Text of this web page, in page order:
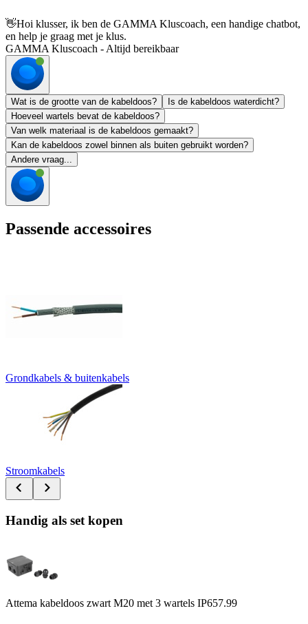
👋Hoi klusser, ik ben de GAMMA Kluscoach, een handige chatbot,
en help je graag met je klus.
GAMMA Kluscoach - Altijd bereikbaar
Wat is de grootte van de kabeldoos?
Is de kabeldoos waterdicht?
Hoeveel wartels bevat de kabeldoos?
Van welk materiaal is de kabeldoos gemaakt?
Kan de kabeldoos zowel binnen als buiten gebruikt worden?
Andere vraag...
Passende accessoires
Grondkabels & buitenkabels
Stroomkabels
Handig als set kopen
Attema kabeldoos zwart M20 met 3 wartels IP657.99